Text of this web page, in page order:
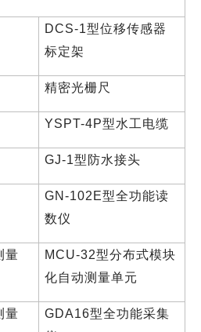
DCS-1型位移传感器
标定架
精密光栅尺
YSPT-4P型水工电缆
GJ-1型防水接头
GN-102E型全功能读
数仪
量
MCU-32型分布式模块
化自动测量单元
量
GDA16型全功能采集